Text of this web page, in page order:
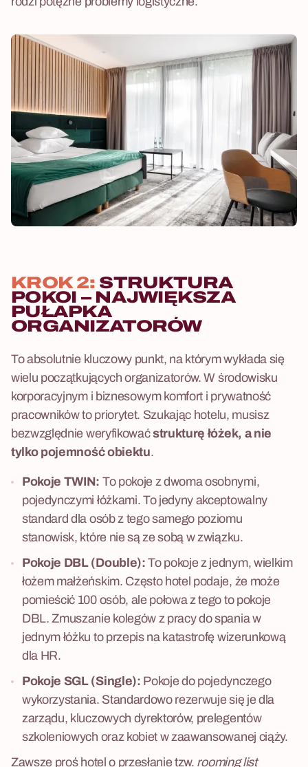
KROK 2:STRUKTURA
POKOI – NAJWIĘKSZA
PUŁAPKA
ORGANIZATORÓW
To absolutnie kluczowy punkt, na którym wykłada się
wielu początkujących organizatorów. W środowisku
korporacyjnym i biznesowym komfort i prywatność
pracowników to priorytet. Szukając hotelu, musisz
bezwzględnie weryfikowaćstrukturę łóżek, a nie
tylko pojemność obiektu.
Pokoje TWIN: To pokoje z dwoma osobnymi,
pojedynczymi łóżkami. To jedyny akceptowalny
standard dla osób z tego samego poziomu
stanowisk, które nie są ze sobą w związku.
Pokoje DBL (Double): To pokoje z jednym, wielkim
łożem małżeńskim. Często hotel podaje, że może
pomieścić 100 osób, ale połowa z tego to pokoje
DBL. Zmuszanie kolegów z pracy do spania w
jednym łóżku to przepis na katastrofę wizerunkową
dla HR.
Pokoje SGL (Single): Pokoje do pojedynczego
wykorzystania. Standardowo rezerwuje się je dla
zarządu, kluczowych dyrektorów, prelegentów
szkoleniowych oraz kobiet w zaawansowanej ciąży.
Zawsze proś hotel o przesłanie tzw. rooming list